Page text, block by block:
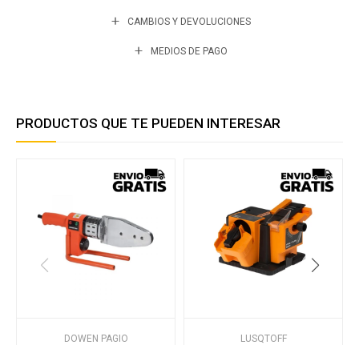
CAMBIOS Y DEVOLUCIONES
MEDIOS DE PAGO
PRODUCTOS QUE TE PUEDEN INTERESAR
DOWEN PAGIO LUSQTOFF